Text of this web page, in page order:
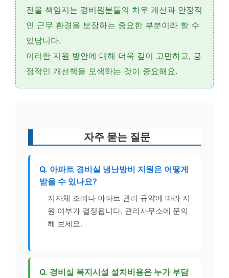
전을 책임지는 경비원분들의 처우 개선과 안정적
인 근무 환경을 보장하는 중요한 부분이라 할 수
있답니다.
이러한 지원 방안에 대해 더욱 깊이 고민하고, 긍
정적인 개선책을 모색하는 것이 중요해요.
자주 묻는 질문
Q. 아파트 경비실 냉난방비 지원은 어떻게
받을 수 있나요?
지자체 조례나 아파트 관리 규약에 따라 지
원 여부가 결정됩니다. 관리사무소에 문의
해 보세요.
Q. 경비실 복지시설 설치비용은 누가 부담